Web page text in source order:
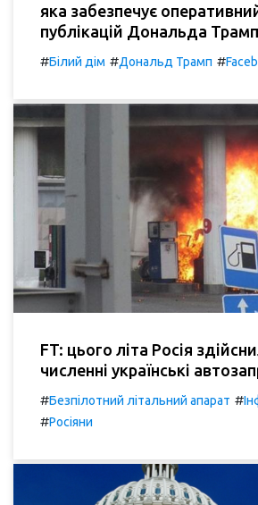
яка забезпечує
публікацій Дональда
#Білий дім #Дональд Трамп #
FT: цього літа Росія
численні українські
#Безпілотний літальний апарат #
#Росіяни